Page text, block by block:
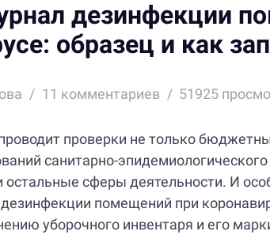
дезинфекции
образец и как
11 комментариев 51925
проверки не только
санитарно-
остальные сферы деятельности. И
помещений при
уборочного инвентаря и его